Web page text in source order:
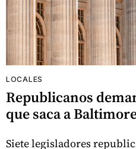
LOCALES
Republicanos
que saca a
Siete legisladores